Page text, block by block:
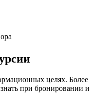
целях. Более
при бронировании и